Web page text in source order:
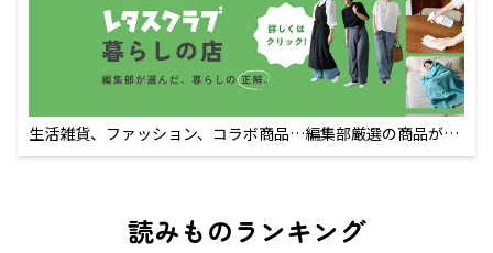
生活雑貨、ファッション、コラボ商品…編集部厳選の商品が買
えるECサイト
読みものランキング